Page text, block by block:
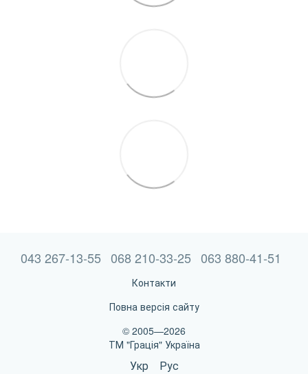
043 267-13-55 068 210-33-25 063 880-41-51
Контакти
Повна версія сайту
© 2005—2026
ТМ "Грація" Україна
Укр Рус